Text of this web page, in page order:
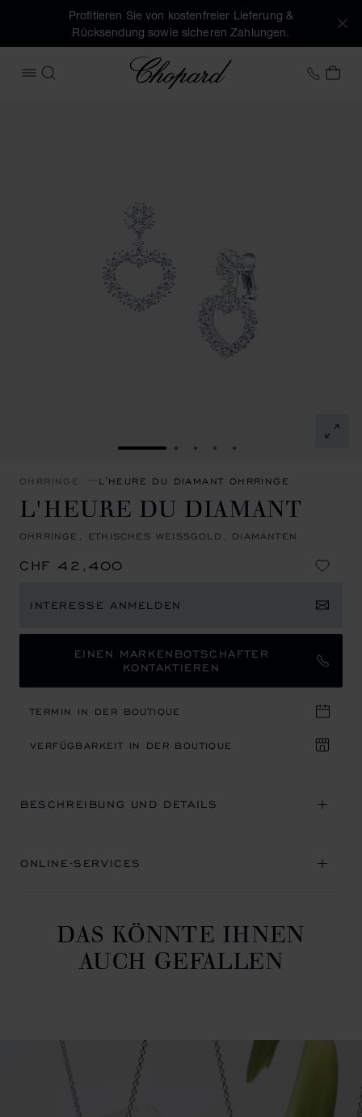
Profitieren Sie von kostenfreier Lieferung &
Rücksendung sowie sicheren Zahlungen.
MENÜ ÖFFNEN
SUCHEN
Chopard +41
ZUR FOLIE GEHEN 1
ZUR FOLIE GEHEN 2
ZUR FOLIE GEHEN 3
ZUR FOLIE GEHEN 4
ZUR FOLIE GEHEN
OHRRINGE L'HEURE DU DIAMANT OHRRINGE
L'HEURE DU DIAMANT
OHRRINGE, ETHISCHES WEISSGOLD, DIAMANTEN
CHF 42,400
INTERESSE ANMELDEN
EINEN MARKENBOTSCHAFTER
KONTAKTIEREN
TERMIN IN DER BOUTIQUE
VERFÜGBARKEIT IN DER BOUTIQUE
BESCHREIBUNG UND DETAILS
ONLINE-SERVICES
DAS KÖNNTE IHNEN
AUCH GEFALLEN